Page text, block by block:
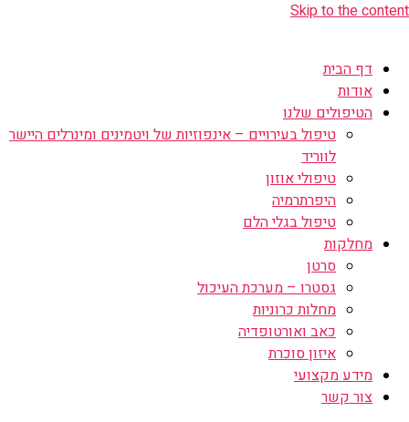
Skip to the content
דף הבית
אודות
הטיפולים שלנו
טיפול בעירויים – אינפוזיות של ויטמינים ומינרלים היישר
לווריד
טיפולי אוזון
היפרתרמיה
טיפול בגלי הלם
מחלקות
סרטן
גסטרו – מערכת העיכול
מחלות כרוניות
כאב ואורטופדיה
איזון סוכרת
מידע מקצועי
צור קשר